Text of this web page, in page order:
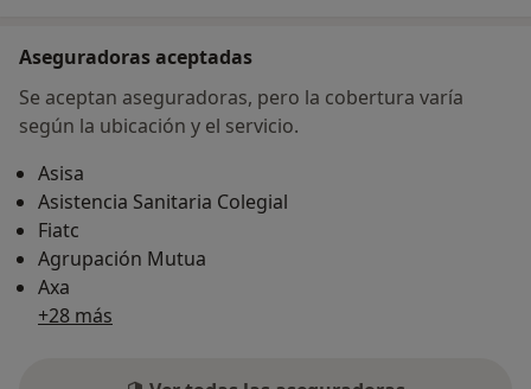
Aseguradoras aceptadas
Se aceptan aseguradoras, pero la cobertura varía
según la ubicación y el servicio.
Asisa
Asistencia Sanitaria Colegial
Fiatc
Agrupación Mutua
Axa
+28 más